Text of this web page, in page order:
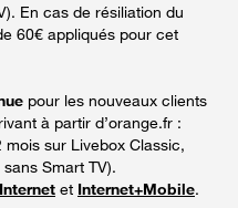
En cas de résiliation du
60€ appliqués pour cet
pour les nouveaux clients
à partir d’orange.fr :
sur Livebox Classic,
Smart TV).
Internet et Internet+Mobile.